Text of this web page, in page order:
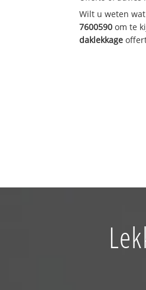
Wilt u weten
7600590 om te
daklekkage